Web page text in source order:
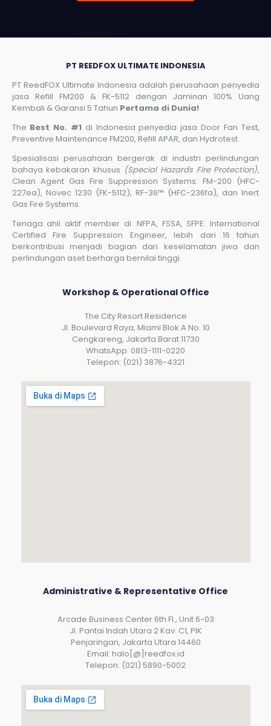
PT REEDFOX ULTIMATE INDONESIA
PT ReedFOX Ultimate Indonesia adalah perusahaan penyedia
jasa Refill FM200 & FK-5112 dengan Jaminan 100% Uang
Kembali & Garansi 5 Tahun Pertama di Dunia!
The Best No. #1di Indonesia penyedia jasa Door Fan Test,
Preventive Maintenance FM200, Refill APAR, dan Hydrotest.
Spesialisasi perusahaan bergerak di industri perlindungan
bahaya kebakaran khusus (Special Hazards Fire Protection),
Clean Agent Gas Fire Suppression Systems: FM-200 (HFC-
227ea), Novec 1230 (FK-5112), RF-36™ (HFC-236fa), dan Inert
Gas Fire Systems.
Tenaga ahli aktif member di: NFPA, FSSA, SFPE. International
Certified Fire Suppression Engineer, lebih dari 16 tahun
berkontribusi menjadi bagian dari keselamatan jiwa dan
perlindungan aset berharga bernilai tinggi.
Workshop & Operational Office
The City Resort Residence
Jl. Boulevard Raya, Miami Blok A No. 10
Cengkareng, Jakarta Barat 11730
WhatsApp: 0813-1111-0220
Telepon: (021) 3876-4321
Administrative & Representative Office
Arcade Business Center 6th Fl., Unit 6-03
JI. Pantai Indah Utara 2 Kav. C1, PIK
Penjaringan, Jakarta Utara 14460
Email: halo[@]reedfox.id
Telepon: (021) 5890-5002